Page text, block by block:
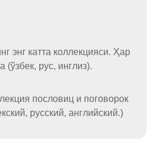
энг катта коллекцияси. Ҳар
(ўзбек, рус, инглиз).
пословиц и поговорок
русский, английский.)